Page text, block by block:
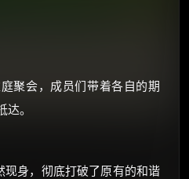
聚会，成员们带着各自的期
。
现身，彻底打破了原有的和谐